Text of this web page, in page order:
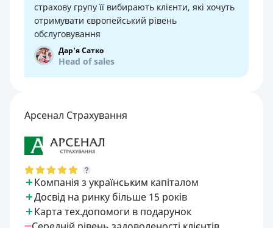
страхову групу її вибирають клієнти, які хочуть
отримувати європейський рівень
обслуговування
Дар'я Сатко
Head of sales
Арсенал Страхування
Компанія з українським капіталом
Досвід на ринку більше 15 років
Карта тех.допомоги в подарунок